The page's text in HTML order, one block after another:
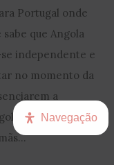
Portugal onde
que Angola
independente e
no momento da
a
aconteceu a
Navegação